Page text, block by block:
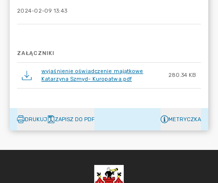
2024-02-09 13:43
ZAŁĄCZNIKI
wyjaśnienie oświadczenie majątkowe
Katarzyna Szmyd- Kuropatwa.pdf
280.34 KB
DRUKUJ ZAPISZ DO PDF METRYCZKA